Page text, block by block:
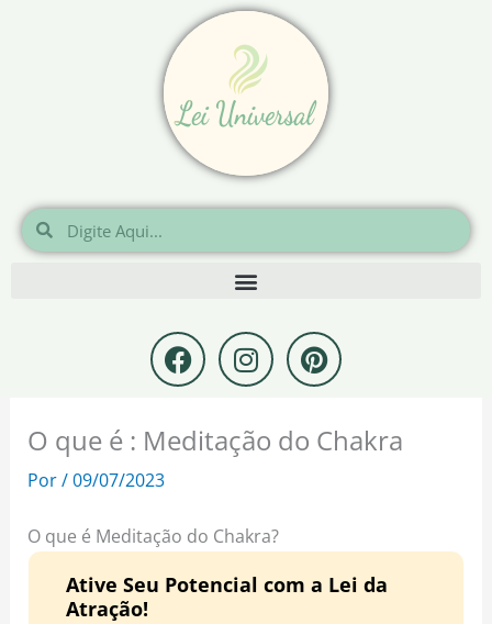
Pesquisar
Pesquisar
F
a
c
e
b
k
I
n
s
t
a
a
m
P
i
n
t
e
t
O que é : Meditação do Chakra
Por/09/07/2023
O que é Meditação do Chakra?
Ative Seu Potencial com a Lei da
Atração!